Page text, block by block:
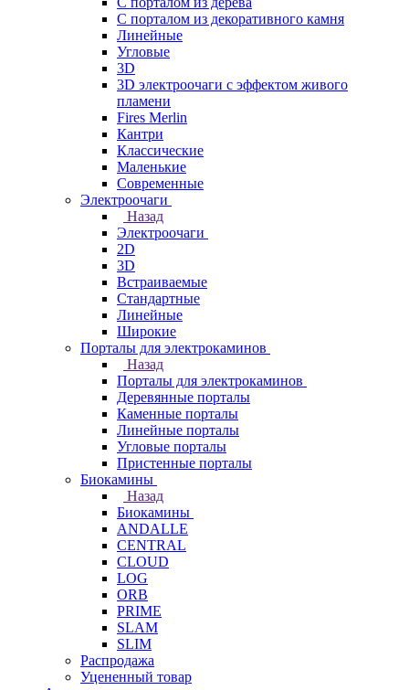
С порталом из декоративного камня
Линейные
Угловые
3D
3D электроочаги с эффектом живого
пламени
Fires Merlin
Кантри
Классические
Маленькие
Современные
Электроочаги
Назад
Электроочаги
2D
3D
Встраиваемые
Стандартные
Линейные
Широкие
Порталы для электрокаминов
Назад
Порталы для электрокаминов
Деревянные порталы
Каменные порталы
Линейные порталы
Угловые порталы
Пристенные порталы
Биокамины
Назад
Биокамины
ANDALLE
CENTRAL
CLOUD
LOG
ORB
PRIME
SLAM
SLIM
Распродажа
Уцененный товар